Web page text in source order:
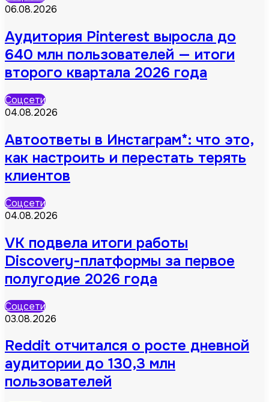
06.08.2026
Аудитория Pinterest выросла до
640 млн пользователей — итоги
второго квартала 2026 года
Соцсети
04.08.2026
Автоответы в Инстаграм*: что это,
как настроить и перестать терять
клиентов
Соцсети
04.08.2026
VK подвела итоги работы
Discovery-платформы за первое
полугодие 2026 года
Соцсети
03.08.2026
Reddit отчитался о росте дневной
аудитории до 130,3 млн
пользователей